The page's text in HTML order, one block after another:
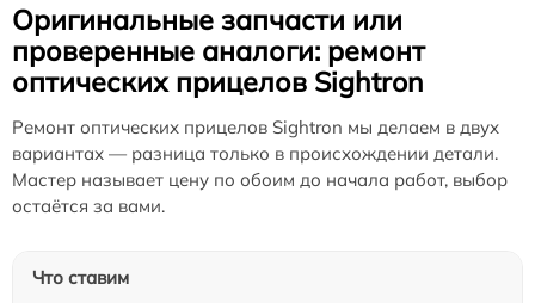
Оригинальные запчасти или
проверенные аналоги: ремонт
оптических прицелов Sightron
Ремонт оптических прицелов Sightron мы делаем в двух
вариантах — разница только в происхождении детали.
Мастер называет цену по обоим до начала работ, выбор
остаётся за вами.
Что ставим